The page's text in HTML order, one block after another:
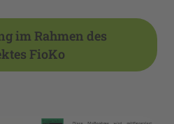
im Rahmen des
FioKo